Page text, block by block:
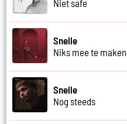
Niet safe
Snelle
Niks mee te maken
Snelle
Nog steeds